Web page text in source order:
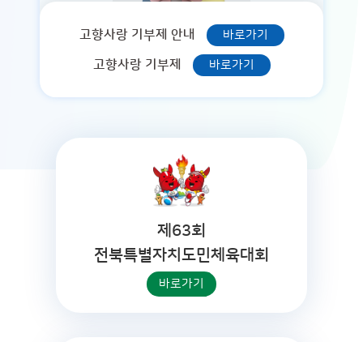
고향사랑 기부제 안내 바로가기
고향사랑 기부제 바로가기
제63회
전북특별자치도민체육대회
바로가기